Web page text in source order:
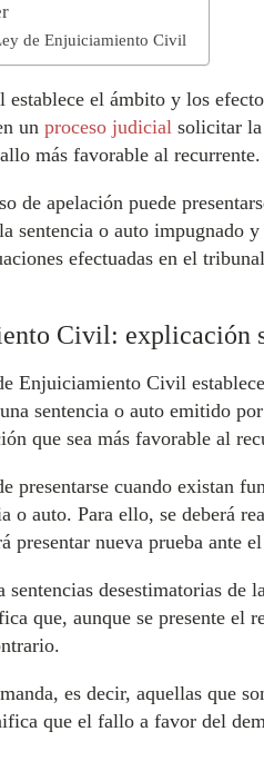
de Enjuiciamiento Civil
el ámbito y los
un proceso judicial solicitar
más favorable al recurrente.
de apelación puede
sentencia o auto impugnado
efectuadas en el
Civil: explicación
Enjuiciamiento Civil
sentencia o auto emitido
que sea más favorable al
presentarse cuando existan
o auto. Para ello, se deberá
presentar nueva prueba ante
desestimatorias de
que, aunque se presente el
es decir, aquellas que
que el fallo a favor del